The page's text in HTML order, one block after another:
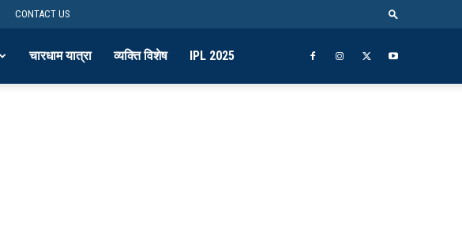
CONTACT US
चारधाम यात्रा व्यक्ति विशेष IPL 2025